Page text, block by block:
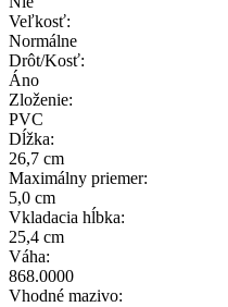
Veľkosť:
Normálne
Drôt/Kosť:
Áno
Zloženie:
PVC
Dĺžka:
26,7 cm
Maximálny priemer:
5,0 cm
Vkladacia hĺbka:
25,4 cm
Váha:
868.0000
Vhodné mazivo: